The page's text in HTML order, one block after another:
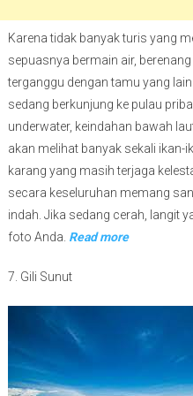
Karena tidak banyak turis yang
sepuasnya bermain air,
terganggu dengan tamu yang
sedang berkunjung ke pulau
underwater, keindahan bawah
akan melihat banyak sekali ikan-
karang yang masih terjaga
secara keseluruhan memang
indah. Jika sedang cerah, langit
foto Anda. Read more
7. Gili Sunut